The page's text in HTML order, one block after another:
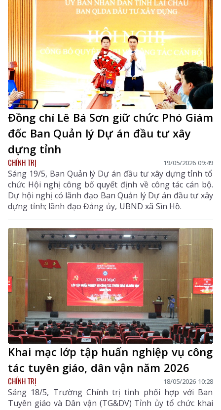
Đồng chí Lê Bá Sơn giữ chức Phó Giám
đốc Ban Quản lý Dự án đầu tư xây
dựng tỉnh
CHÍNH TRỊ 19/05/2026 09:49
Sáng 19/5, Ban Quản lý Dự án đầu tư xây dựng tỉnh tổ
chức Hội nghị công bố quyết định về công tác cán bộ.
Dự hội nghị có lãnh đạo Ban Quản lý Dự án đầu tư xây
dựng tỉnh; lãnh đạo Đảng ủy, UBND xã Sìn Hồ.
Khai mạc lớp tập huấn nghiệp vụ công
tác tuyên giáo, dân vận năm 2026
CHÍNH TRỊ 18/05/2026 10:28
Sáng 18/5, Trường Chính trị tỉnh phối hợp với Ban
Tuyên giáo và Dân vận (TG&DV) Tỉnh ủy tổ chức khai